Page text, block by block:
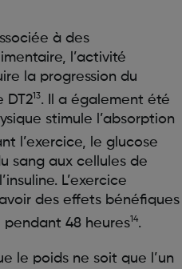
à des
l’activité
la progression du
DT213. Il a également été
stimule l’absorption
l’exercice, le glucose
sang aux cellules de
L’exercice
des effets bénéfiques
pendant 48 heures14.
le poids ne soit que l’un